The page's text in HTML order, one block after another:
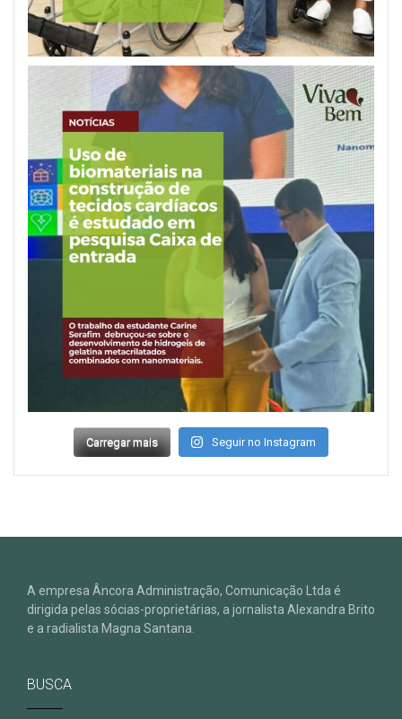
Carregar mais Seguir no Instagram
A empresa Âncora Administração, Comunicação Ltda é
dirigida pelas sócias-proprietárias, a jornalista Alexandra Brito
e a radialista Magna Santana.
BUSCA